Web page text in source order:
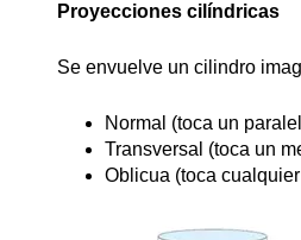
Proyecciones cilíndricas
Se envuelve un cilindro
Normal (toca un
Transversal (toca un
Oblicua (toca